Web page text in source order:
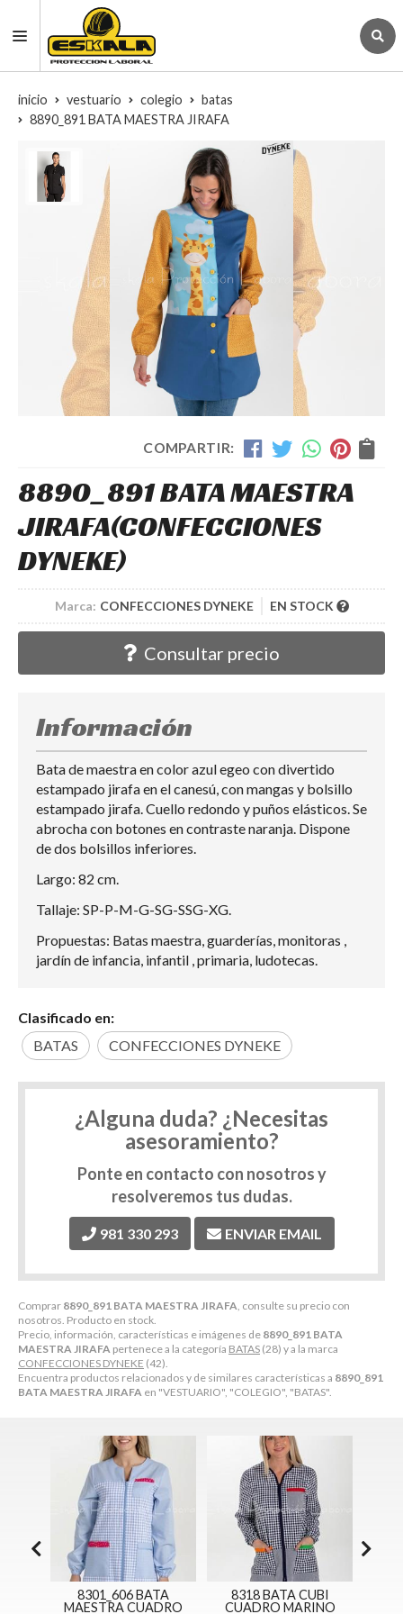
inicio vestuario colegio
batas
8890_891 BATA MAESTRA JIRAFA
COMPARTIR:
8890_891 BATA MAESTRA
JIRAFA(CONFECCIONES
DYNEKE)
Marca: CONFECCIONES DYNEKE EN STOCK
Consultar precio
Comprar 8890_891 BATA MAESTRA JIRAFA, consulte su precio con
nosotros. Producto en stock.
Precio, información, características e imágenes de 8890_891 BATA
MAESTRA JIRAFA pertenece a la categoría BATAS (28) y a la marca
CONFECCIONES DYNEKE (42).
Encuentra productos relacionados y de similares características a 8890_891
BATA MAESTRA JIRAFA en "VESTUARIO", "COLEGIO", "BATAS".
Información
Bata de maestra en color azul egeo con divertido
estampado jirafa en el canesú, con mangas y bolsillo
estampado jirafa. Cuello redondo y puños elásticos. Se
abrocha con botones en contraste naranja. Dispone
de dos bolsillos inferiores.
Largo: 82 cm.
Tallaje: SP-P-M-G-SG-SSG-XG.
Propuestas: Batas maestra, guarderías, monitoras ,
jardín de infancia, infantil , primaria, ludotecas.
Clasificado en:
BATAS
CONFECCIONES DYNEKE
¿Alguna duda? ¿Necesitas
asesoramiento?
Ponte en contacto con nosotros y
resolveremos tus dudas.
981 330 293 ENVIAR EMAIL
8301_606 BATA
MAESTRA CUADRO
8318 BATA CUBI
CUADRO MARINO